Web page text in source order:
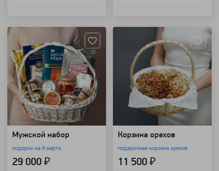
Мужской набор
подарок на 8 марта
29 000 ₽
Корзина орехов
подарочная корзина орехов
11 500 ₽